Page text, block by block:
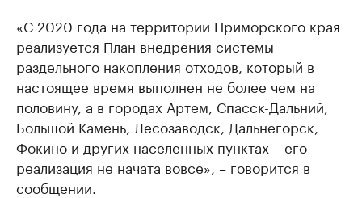
«С 2020 года на территории Приморского края
реализуется План внедрения системы
раздельного накопления отходов, который в
настоящее время выполнен не более чем на
половину, а в городах Артем, Спасск-Дальний,
Большой Камень, Лесозаводск, Дальнегорск,
Фокино и других населенных пунктах – его
реализация не начата вовсе», – говорится в
сообщении.